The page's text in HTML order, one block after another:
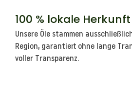
100 % lokale Herkunft
Unsere Öle stammen
Region, garantiert ohne lange
voller Transparenz.